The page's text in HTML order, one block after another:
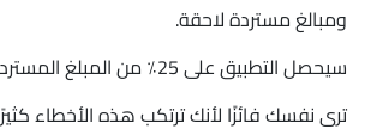
ومبالغ مستردة لاحقة.
سيحصل التطبيق على 25٪ من
ترى نفسك فائزًا لأنك ترتكب هذه الأخطاء